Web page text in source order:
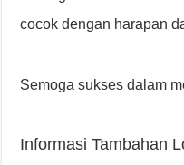
cocok dengan harapan
Semoga sukses dalam
Informasi Tambahan